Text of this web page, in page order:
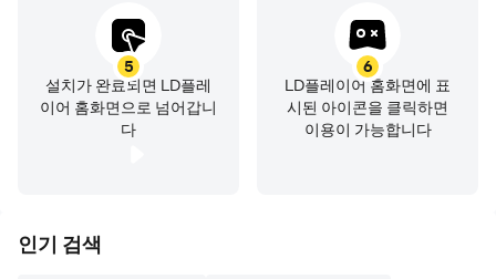
5
설치가 완료되면 LD플레
이어 홈화면으로 넘어갑니
다
6
LD플레이어 홈화면에 표
시된 아이콘을 클릭하면
이용이 가능합니다
인기 검색